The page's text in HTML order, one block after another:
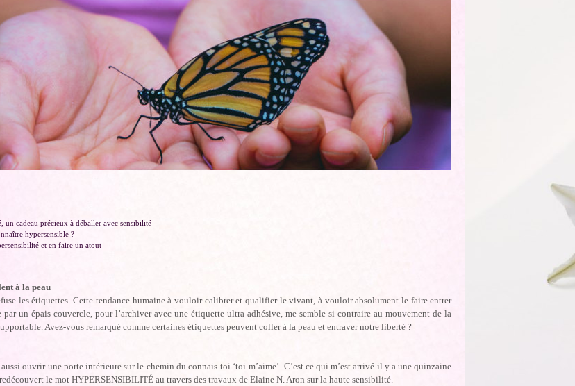
un cadeau précieux à déballer avec sensibilité
hypersensible ?
et en faire un atout
à la peau
les étiquettes. Cette tendance humaine à vouloir calibrer et qualifier le vivant, à vouloir absolument le faire entrer
par un épais couvercle, pour l’archiver avec une étiquette ultra adhésive, me semble si contraire au mouvement de la
Avez-vous remarqué comme certaines étiquettes peuvent coller à la peau et entraver notre liberté ?
ouvrir une porte intérieure sur le chemin du connais-toi ‘toi-m’aime’. C’est ce qui m’est arrivé il y a une quinzaine
redécouvert le mot HYPERSENSIBILITÉ au travers des travaux de Elaine N. Aron sur la haute sensibilité.